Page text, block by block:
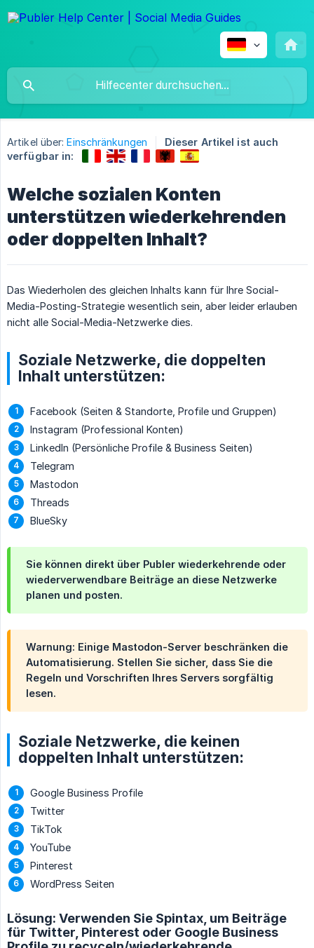
Artikel über: Einschränkungen
Dieser Artikel ist auch
verfügbar in:
Welche sozialen Konten
unterstützen wiederkehrenden
oder doppelten Inhalt?
Das Wiederholen des gleichen Inhalts kann für Ihre Social-
Media-Posting-Strategie wesentlich sein, aber leider erlauben
nicht alle Social-Media-Netzwerke dies.
Soziale Netzwerke, die doppelten
Inhalt unterstützen:
Facebook (Seiten & Standorte, Profile und Gruppen)
Instagram (Professional Konten)
LinkedIn (Persönliche Profile & Business Seiten)
Telegram
Mastodon
Threads
BlueSky
Sie können direkt über Publer wiederkehrende oder
wiederverwendbare Beiträge an diese Netzwerke
planen und posten.
Warnung: Einige Mastodon-Server beschränken die
Automatisierung. Stellen Sie sicher, dass Sie die
Regeln und Vorschriften Ihres Servers sorgfältig
lesen.
Soziale Netzwerke, die keinen
doppelten Inhalt unterstützen:
Google Business Profile
Twitter
TikTok
YouTube
Pinterest
WordPress Seiten
Lösung: Verwenden Sie Spintax, um Beiträge
für Twitter, Pinterest oder Google Business